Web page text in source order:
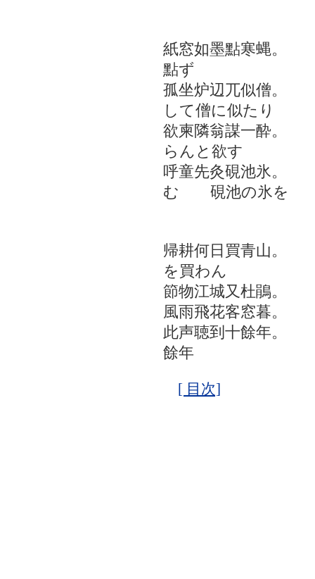
紙窓如墨點寒蝿
點ず
孤坐炉辺兀似僧
して僧に似たり
欲柬隣翁謀一酔
らんと欲す
呼童先灸硯池氷
む 硯池の氷を
帰耕何日買青山
を買わん
節物江城又杜
風雨飛花客窓暮
此声聴到十餘年
餘年
[ 目次]